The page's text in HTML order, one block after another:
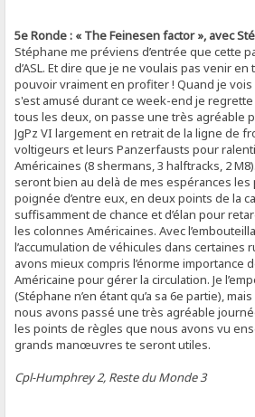
5e Ronde : « The Feinesen factor », avec
Stéphane me préviens d’entrée que cette
d’ASL. Et dire que je ne voulais pas venir
pouvoir vraiment en profiter ! Quand je
s'est amusé durant ce week-end je
tous les deux, on passe une très agréable
JgPz VI largement en retrait de la ligne de
voltigeurs et leurs Panzerfausts pour
Américaines (8 shermans, 3 halftracks, 2
seront bien au delà de mes espérances les
poignée d’entre eux, en deux points de la
suffisamment de chance et d’élan pour
les colonnes Américaines. Avec
l’accumulation de véhicules dans certaines
avons mieux compris l’énorme importance
Américaine pour gérer la circulation. Je
(Stéphane n’en étant qu’a sa 6e partie),
nous avons passé une très agréable
les points de règles que nous avons vu
grands manœuvres te seront utiles.
Cpl-Humphrey 2, Reste du Monde 3